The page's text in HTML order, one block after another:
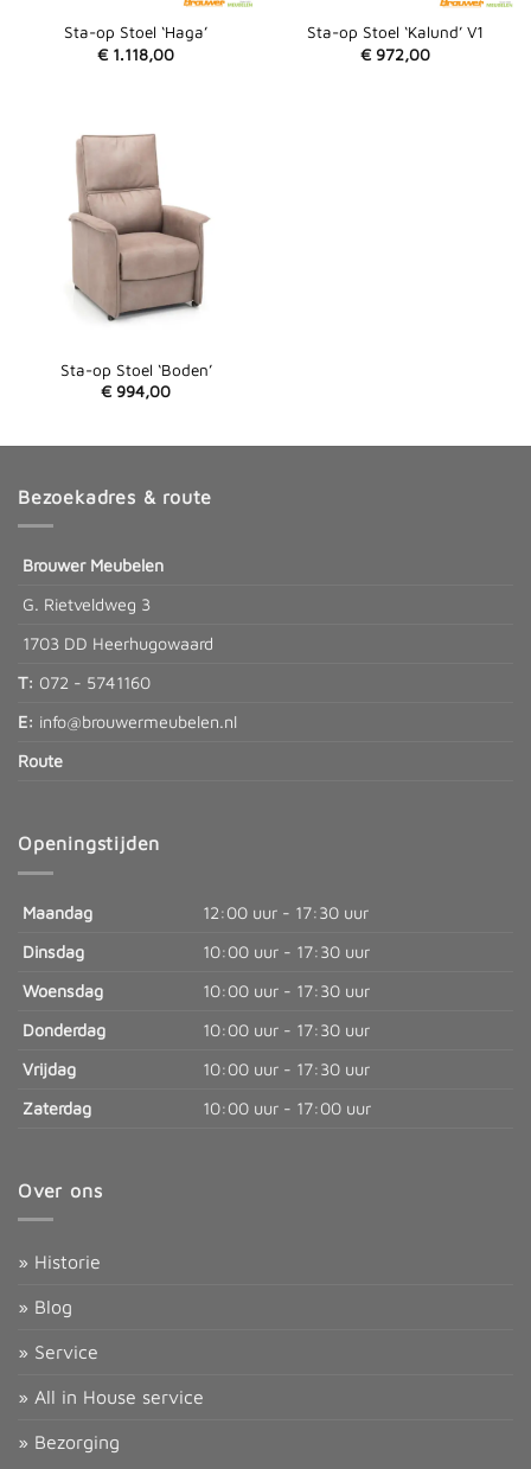
Sta-op Stoel ‘Haga’
€ 1.118,00
Sta-op Stoel ‘Kalund’ V1
€ 972,00
Sta-op Stoel ‘Boden’
€ 994,00
Bezoekadres & route
Brouwer Meubelen
G. Rietveldweg 3
1703 DD Heerhugowaard
T: 072 - 5741160
E: info@brouwermeubelen.nl
Route
Openingstijden
Maandag
12:00 uur - 17:30 uur
Dinsdag
10:00 uur - 17:30 uur
Woensdag
10:00 uur - 17:30 uur
Donderdag
10:00 uur - 17:30 uur
Vrijdag
10:00 uur - 17:30 uur
Zaterdag
10:00 uur - 17:00 uur
Over ons
» Historie
» Blog
» Service
» All in House service
» Bezorging